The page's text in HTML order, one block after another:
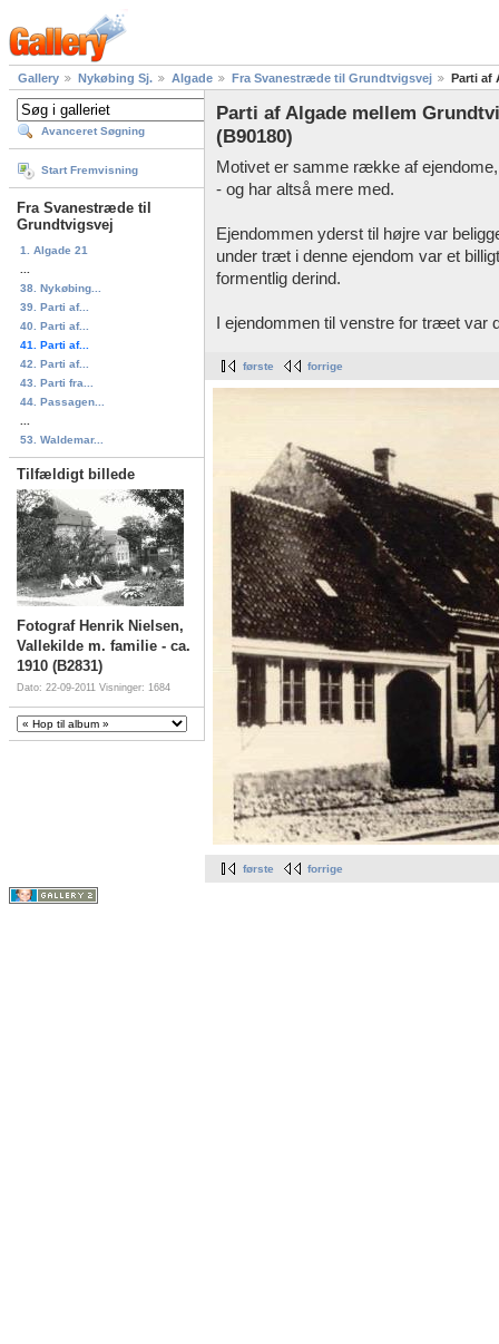
Gallery Nykøbing Sj. Algade Fra Svanestræde til Grundtvigsvej Parti af
Avanceret Søgning
Start Fremvisning
Fra Svanestræde til
Grundtvigsvej
1. Algade 21
38. Nykøbing...
39. Parti af...
40. Parti af...
41. Parti af...
42. Parti af...
43. Parti fra...
44. Passagen...
53. Waldemar...
Tilfældigt billede
Fotograf Henrik Nielsen,
Vallekilde m. familie - ca.
1910 (B2831)
Dato: 22-09-2011 Visninger: 1684
Parti af Algade mellem
(B90180)
Motivet er samme række af
- og har altså mere med.
Ejendommen yderst til højre var
under træt i denne ejendom var et
formentlig derind.
I ejendommen til venstre for træet var
første forrige
første forrige